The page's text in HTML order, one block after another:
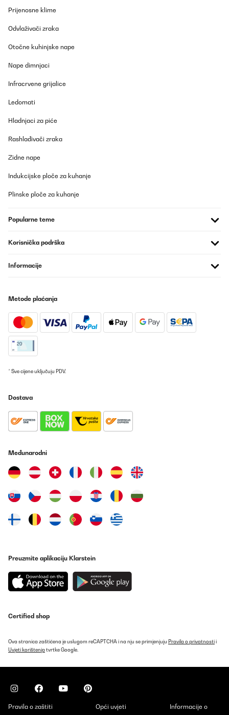
Prijenosne klime
Odvlaživači zraka
Otočne kuhinjske nape
Nape dimnjaci
Infracrvene grijalice
Ledomati
Hladnjaci za piće
Rashlađivači zraka
Zidne nape
Indukcijske ploče za kuhanje
Plinske ploče za kuhanje
Popularne teme
Korisnička podrška
Informacije
Metode plaćanja
* Sve cijene uključuju PDV.
Dostava
Međunarodni
Preuzmite aplikaciju Klarstein
Certified shop
Ova stranica zaštićena je uslugom reCAPTCHA i na nju se primjenjuju Pravila o privatnostii
Uvjeti korištenja tvrtke Google.
Pravila o zaštiti Opći uvjeti Informacije o